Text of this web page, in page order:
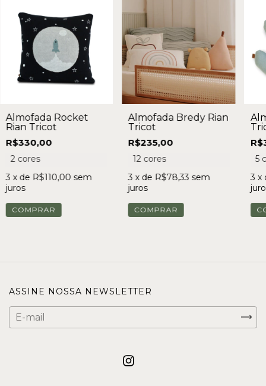
Almofada Rocket
Rian Tricot
R$330,00
2 cores
3 x de R$110,00 sem
juros
COMPRAR
Almofada Bredy Rian
Tricot
R$235,00
12 cores
3 x de R$78,33 sem
juros
COMPRAR
5
3 x
ASSINE NOSSA NEWSLETTER